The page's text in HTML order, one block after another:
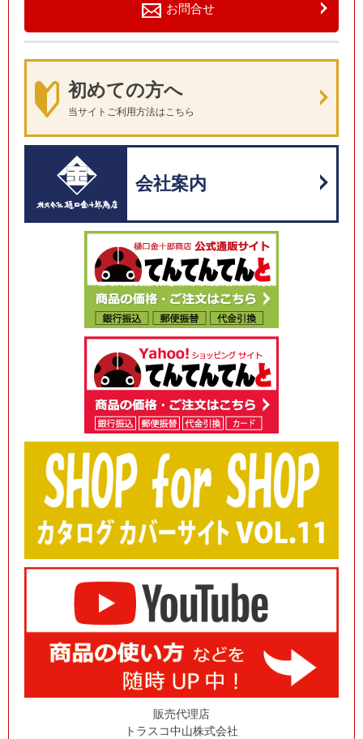
お問合せ
初めての方へ
当サイトご利用方法はこちら
会社案内
販売代理店
トラスコ中山株式会社